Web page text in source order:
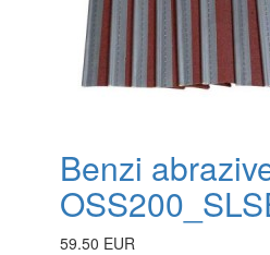
Benzi
59.50 EUR